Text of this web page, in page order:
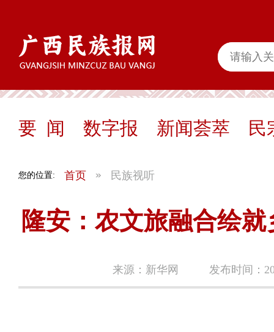
要 闻 数字报 新闻荟萃 民
您的位置: 首页 民族视听
隆安：农文旅融合绘
来源：新华网 发布时间：